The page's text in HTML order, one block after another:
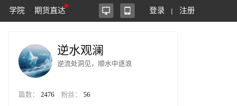
学院 期货直达 登录 注册
逆水观澜
逆流处洞见，顺水中逐浪
篇数： 2476 粉丝： 56